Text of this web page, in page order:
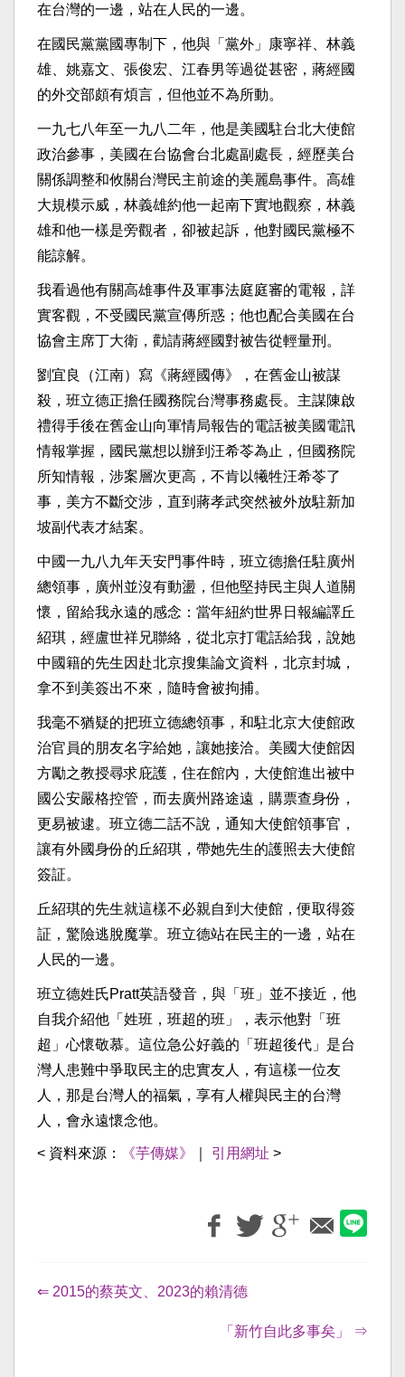
在台灣的一邊，站在人民的一邊。
在國民黨黨國專制下，他與「黨外」康寧祥、林義
雄、姚嘉文、張俊宏、江春男等過從甚密，蔣經國
的外交部頗有煩言，但他並不為所動。
一九七八年至一九八二年，他是美國駐台北大使館
政治參事，美國在台協會台北處副處長，經歷美台
關係調整和攸關台灣民主前途的美麗島事件。高雄
大規模示威，林義雄約他一起南下實地觀察，林義
雄和他一樣是旁觀者，卻被起訴，他對國民黨極不
能諒解。
我看過他有關高雄事件及軍事法庭庭審的電報，詳
實客觀，不受國民黨宣傳所惑；他也配合美國在台
協會主席丁大衛，勸請蔣經國對被告從輕量刑。
劉宜良（江南）寫《蔣經國傳》，在舊金山被謀
殺，班立德正擔任國務院台灣事務處長。主謀陳啟
禮得手後在舊金山向軍情局報告的電話被美國電訊
情報掌握，國民黨想以辦到汪希苓為止，但國務院
所知情報，涉案層次更高，不肯以犧牲汪希苓了
事，美方不斷交涉，直到蔣孝武突然被外放駐新加
坡副代表才結案。
中國一九八九年天安門事件時，班立德擔任駐廣州
總領事，廣州並沒有動盪，但他堅持民主與人道關
懷，留給我永遠的感念：當年紐約世界日報編譯丘
紹琪，經盧世祥兄聯絡，從北京打電話給我，說她
中國籍的先生因赴北京搜集論文資料，北京封城，
拿不到美簽出不來，隨時會被拘捕。
我毫不猶疑的把班立德總領事，和駐北京大使館政
治官員的朋友名字給她，讓她接洽。美國大使館因
方勵之教授尋求庇護，住在館內，大使館進出被中
國公安嚴格控管，而去廣州路途遠，購票查身份，
更易被逮。班立德二話不說，通知大使館領事官，
讓有外國身份的丘紹琪，帶她先生的護照去大使館
簽証。
丘紹琪的先生就這樣不必親自到大使館，便取得簽
証，驚險逃脫魔掌。班立德站在民主的一邊，站在
人民的一邊。
班立德姓氏Pratt英語發音，與「班」並不接近，他
自我介紹他「姓班，班超的班」，表示他對「班
超」心懷敬慕。這位急公好義的「班超後代」是台
灣人患難中爭取民主的忠實友人，有這樣一位友
人，那是台灣人的福氣，享有人權與民主的台灣
人，會永遠懷念他。
< 資料來源： 《芋傳媒》 引用網址 >
⇐ 2015的蔡英文、2023的賴清德
「新竹自此多事矣」 ⇒